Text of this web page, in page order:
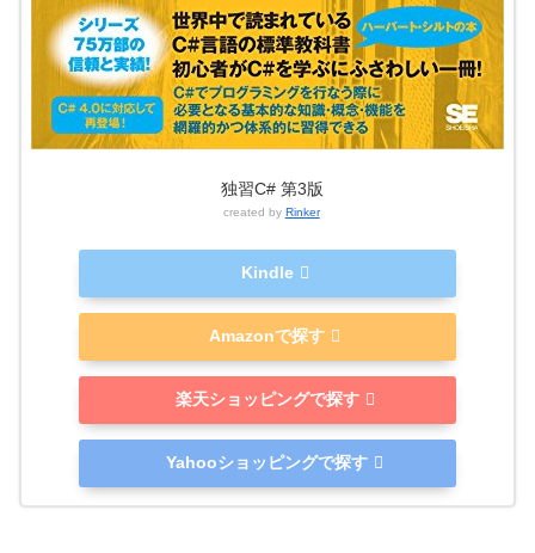
独習C# 第3版
created by Rinker
Kindle
Amazonで探す
楽天ショッピングで探す
Yahooショッピングで探す